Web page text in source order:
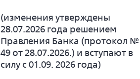
(изменения утверждены
28.07.2026 года решением
Правления Банка (протокол №
49 от 28.07.2026.) и вступают в
силу с 01.09. 2026 года)